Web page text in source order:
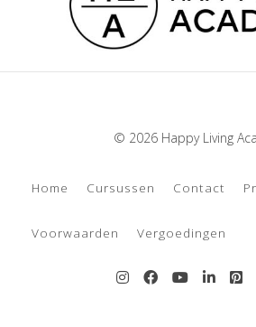
© 2026 Happy Living
Home Cursussen Contact
Voorwaarden Vergoedingen